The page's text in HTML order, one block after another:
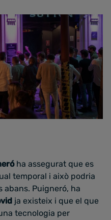
ha assegurat que es
temporal i això podria
Puigneró, ha
ja existeix i que el que
tecnologia per